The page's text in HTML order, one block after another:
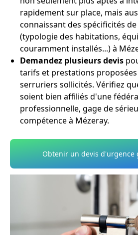
rapidement sur place, mais
connaissant des spécificités
(typologie des habitations,
couramment installés...) à
Demandez plusieurs devis
tarifs et prestations
serruriers sollicités. Vérifiez
soient bien affiliés d'une
professionnelle, gage de
compétence à Mézeray.
Obtenir un devis